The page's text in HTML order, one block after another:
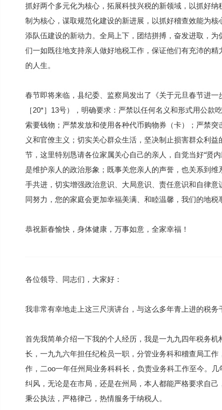
抓好两个多元化为核心，拓展科技兴税的新领域，以抓好
制为核心，谋取规范化建设的新进展，以抓好稽查效能为
添队伍建设的新动力。全局上下，团结拼搏，奋发进取，
们一如既往地支持亲人做好地税工作，保证他们有充沛的
的人生。
春节即将来临，县纪委、监察局发出了《关于元旦春节进
［20*］13号），明确要求：严禁以任何名义和形式用公
索要钱物；严禁发放和使用各种代币购物券（卡）；严禁
义和官僚主义；切实关心群众生活，坚决制止损害群众利
节，这里特别恳请各位家属关心自己的亲人，自觉当好“贤
是维护亲人的政治形象；既事关您亲人的声誉，也关系到
手共进，切实增强政治意识、大局意识、责任意识和自律
同努力，您的家庭会更加幸福美满、和睦温馨，我们的地税
恭祝新春愉快，身体健康，万事如意，全家幸福！
各位领导、同志们，大家好：
我非常有幸地走上这三尺演讲台，与这么多年青上进的税
首先我简单介绍一下我的个人经历，我是一九九四年税务
长，一九九六年担任纪检员一职，分管业务科和稽查局工
作，二oo一年任州局业务科科长，负责业务科工作至今。
纠风，无论是在市局，还是在州局，本人都能严格要求自
秉公执法，严格律己，热情服务于纳税人。